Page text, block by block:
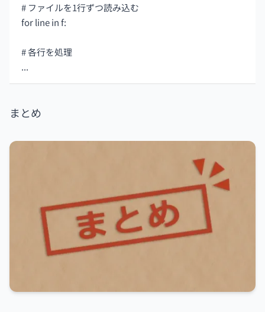
# ファイルを1行ずつ読み込む
for line in f:
# 各行を処理
...
まとめ